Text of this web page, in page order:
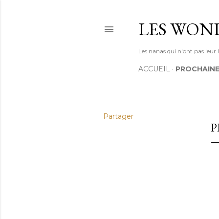
LES
Les nanas qui n'ont pas
ACCUEIL
Partager